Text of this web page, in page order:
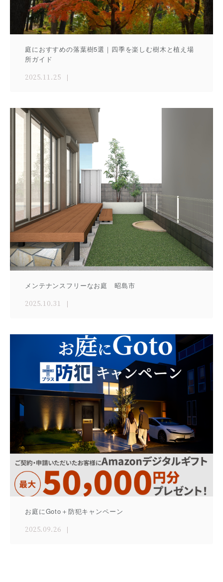
庭におすすめの落葉樹5選｜四季を楽しむ樹木と植え場
所ガイド
2025.11.25
メンテナンスフリーなお庭 昭島市
2025.10.31
お庭にGoto＋防犯キャンペーン
2025.09.26